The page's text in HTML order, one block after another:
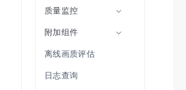
质量监控
附加组件
离线画质评估
日志查询